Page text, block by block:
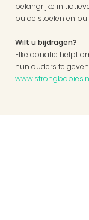
belangrijke
buidelstoelen en
Wilt u bijdragen?
Elke donatie helpt